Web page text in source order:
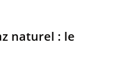
naturel : le